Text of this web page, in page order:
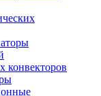
конвекторов